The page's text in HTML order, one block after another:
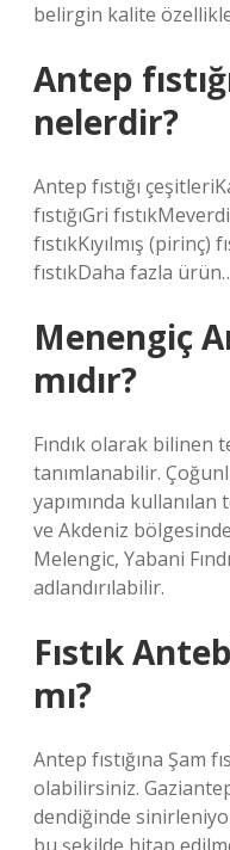
belirgin kalite
Antep
nelerdir?
Antep fıstığı
fıstığıGri
fıstıkKıyılmış
fıstıkDaha fazla
Menengiç
mıdır?
Fındık olarak bilinen
tanımlanabilir.
yapımında
ve Akdeniz
Melengic, Yabani
adlandırılabilir.
Fıstık
mı?
Antep fıstığına Şam
olabilirsiniz.
dendiğinde